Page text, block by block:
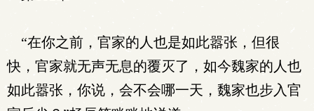
“在你之前，官家的人也是如此嚣张，但很
快，官家就无声无息的覆灭了，如今魏家的人也
如此嚣张，你说，会不会哪一天，魏家也步入官